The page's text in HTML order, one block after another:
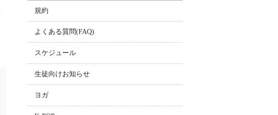
規約
よくある質問(FAQ)
スケジュール
生徒向けお知らせ
ヨガ